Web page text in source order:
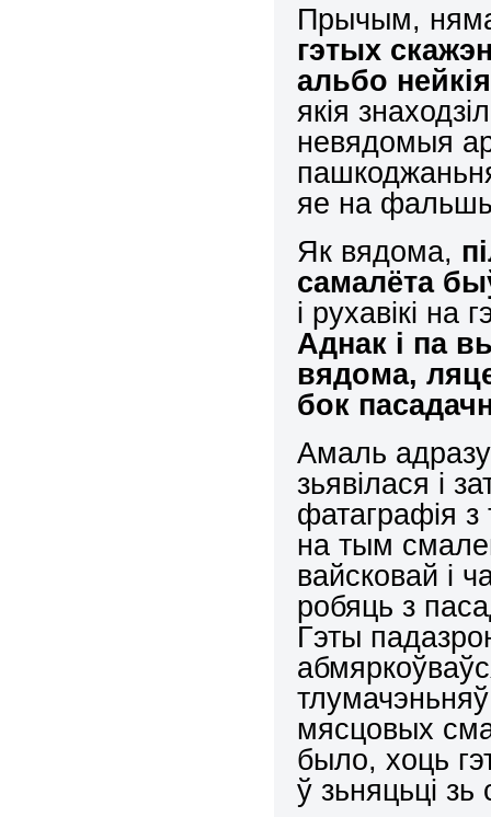
Прычым,
гэтых
альбо
якія
невядомыя
яе на
Як вядома,
самалёта
і рухавікі
Аднак і па
вядома,
бок
Амаль
зьявілася і
фатаграфія з
на тым
вайсковай і
робяць з
Гэты
мясцовых
было, хоць
ў зьняцьці